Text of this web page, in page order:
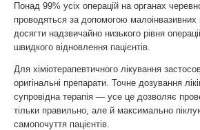
Понад 99% усіх операцій на органах
проводяться за допомогою
досягти надзвичайно низького рівня
швидкого відновлення пацієнтів.
Для хіміотерапевтичного лікування
оригінальні препарати. Точне дозування
супровідна терапія — усе це дозволяє
тільки правильно, але й максимально
самопочуття пацієнтів.